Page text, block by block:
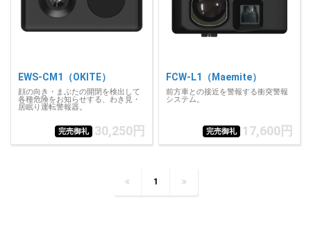
EWS-CM1（OKITE）
顔の向き・まぶたの開閉を検出して
各種危険をお知らせする、わき見・
居眠り運転警報器。
完売御礼 30,250円
FCW-L1（Maemite）
前方車との接近を警報する衝突警報
システム。
完売御礼 17,600円
1